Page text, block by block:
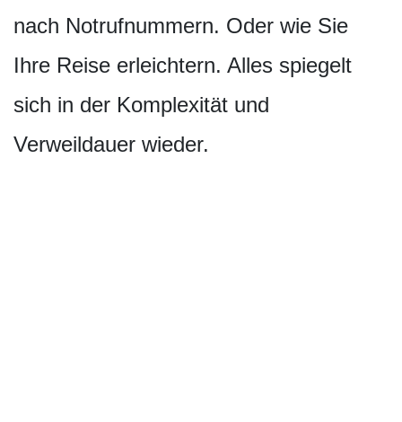
nach Notrufnummern. Oder wie Sie
Ihre Reise erleichtern. Alles spiegelt
sich in der Komplexität und
Verweildauer wieder.